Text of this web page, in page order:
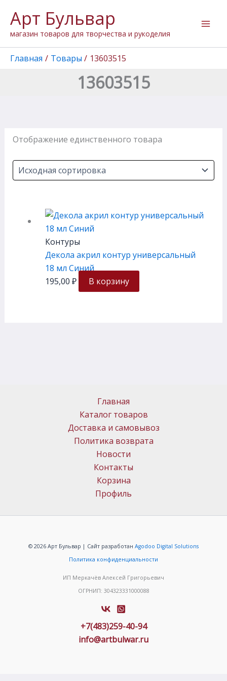
содержимому
Арт Бульвар
магазин товаров для творчества и рукоделия
Главная Товары 13603515
13603515
Отображение единственного товара
Контуры
Декола акрил контур универсальный
18 мл Синий
195,00 ₽ В корзину
Главная
Каталог товаров
Доставка и самовывоз
Политика возврата
Новости
Контакты
Корзина
Профиль
© 2026 Арт Бульвар | Сайт разработан Agodoo Digital Solutions
Политика конфиденциальности
ИП Меркачёв Алексей Григорьевич
ОГРНИП: 304323331000088
+7(483)259-40-94
info@artbulwar.ru